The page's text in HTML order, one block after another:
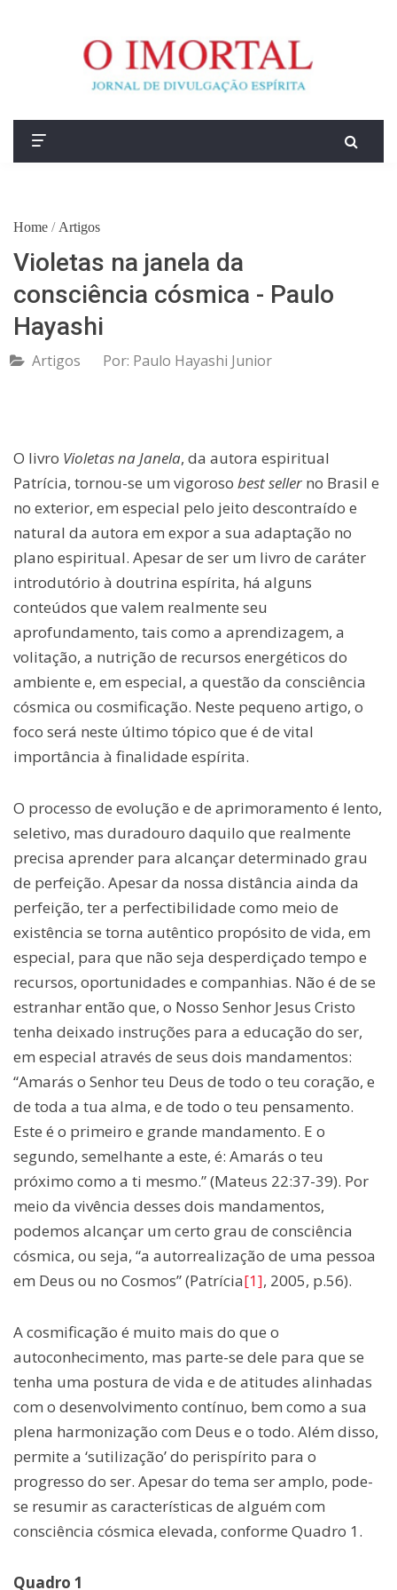
Home / Artigos
Violetas na janela da
consciência cósmica - Paulo
Hayashi
Artigos Por: Paulo Hayashi Junior
O livro Violetas na Janela, da autora espiritual
Patrícia, tornou-se um vigoroso best seller no Brasil e
no exterior, em especial pelo jeito descontraído e
natural da autora em expor a sua adaptação no
plano espiritual. Apesar de ser um livro de caráter
introdutório à doutrina espírita, há alguns
conteúdos que valem realmente seu
aprofundamento, tais como a aprendizagem, a
volitação, a nutrição de recursos energéticos do
ambiente e, em especial, a questão da consciência
cósmica ou cosmificação. Neste pequeno artigo, o
foco será neste último tópico que é de vital
importância à finalidade espírita.
O processo de evolução e de aprimoramento é lento,
seletivo, mas duradouro daquilo que realmente
precisa aprender para alcançar determinado grau
de perfeição. Apesar da nossa distância ainda da
perfeição, ter a perfectibilidade como meio de
existência se torna autêntico propósito de vida, em
especial, para que não seja desperdiçado tempo e
recursos, oportunidades e companhias. Não é de se
estranhar então que, o Nosso Senhor Jesus Cristo
tenha deixado instruções para a educação do ser,
em especial através de seus dois mandamentos:
“Amarás o Senhor teu Deus de todo o teu coração, e
de toda a tua alma, e de todo o teu pensamento.
Este é o primeiro e grande mandamento. E o
segundo, semelhante a este, é: Amarás o teu
próximo como a ti mesmo.” (Mateus 22:37-39). Por
meio da vivência desses dois mandamentos,
podemos alcançar um certo grau de consciência
cósmica, ou seja, “a autorrealização de uma pessoa
em Deus ou no Cosmos” (Patrícia[1], 2005, p.56).
A cosmificação é muito mais do que o
autoconhecimento, mas parte-se dele para que se
tenha uma postura de vida e de atitudes alinhadas
com o desenvolvimento contínuo, bem como a sua
plena harmonização com Deus e o todo. Além disso,
permite a ‘sutilização’ do perispírito para o
progresso do ser. Apesar do tema ser amplo, pode-
se resumir as características de alguém com
consciência cósmica elevada, conforme Quadro 1.
Quadro 1